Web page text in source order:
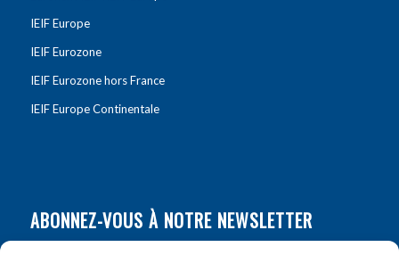
IEIF Europe
IEIF Eurozone
IEIF Eurozone hors France
IEIF Europe Continentale
ABONNEZ-VOUS À NOTRE NEWSLETTER